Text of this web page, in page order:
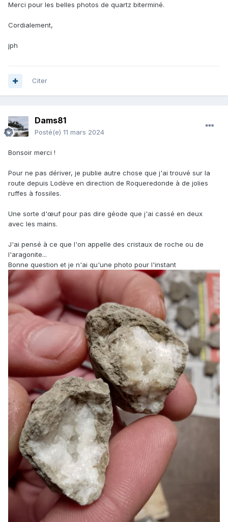
Merci pour les belles photos de quartz biterminé.
Cordialement,
jph
Citer
Dams81
Posté(e) 11 mars 2024
Bonsoir merci !
Pour ne pas dériver, je publie autre chose que j'ai trouvé sur la
route depuis Lodève en direction de Roqueredonde à de jolies
ruffes à fossiles.
Une sorte d'œuf pour pas dire géode que j'ai cassé en deux
avec les mains.
J'ai pensé à ce que l'on appelle des cristaux de roche ou de
l'aragonite...
Bonne question et je n'ai qu'une photo pour l'instant